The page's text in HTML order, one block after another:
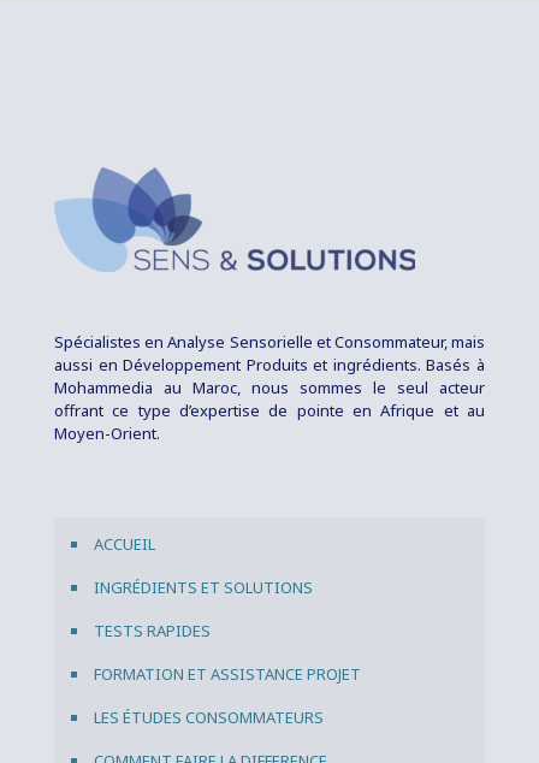
Spécialistes en Analyse Sensorielle et Consommateur, mais
aussi en Développement Produits et ingrédients. Basés à
Mohammedia au Maroc, nous sommes le seul acteur
offrant ce type d’expertise de pointe en Afrique et au
Moyen-Orient.
ACCUEIL
INGRÉDIENTS ET SOLUTIONS
TESTS RAPIDES
FORMATION ET ASSISTANCE PROJET
LES ÉTUDES CONSOMMATEURS